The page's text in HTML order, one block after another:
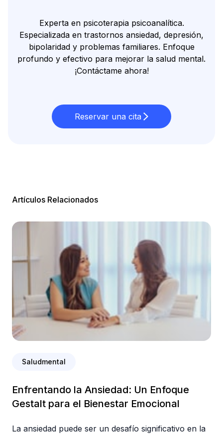
Experta en psicoterapia psicoanalítica.
Especializada en trastornos ansiedad, depresión,
bipolaridad y problemas familiares. Enfoque
profundo y efectivo para mejorar la salud mental.
¡Contáctame ahora!
Reservar una cita
Artículos Relacionados
Saludmental
Enfrentando la Ansiedad: Un Enfoque
Gestalt para el Bienestar Emocional
La ansiedad puede ser un desafío significativo en la